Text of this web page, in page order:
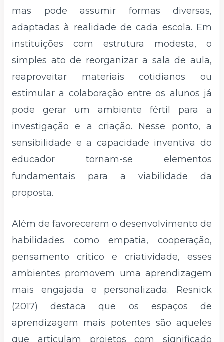
mas pode assumir formas diversas,
adaptadas à realidade de cada escola. Em
instituições com estrutura modesta, o
simples ato de reorganizar a sala de aula,
reaproveitar materiais cotidianos ou
estimular a colaboração entre os alunos já
pode gerar um ambiente fértil para a
investigação e a criação. Nesse ponto, a
sensibilidade e a capacidade inventiva do
educador tornam-se elementos
fundamentais para a viabilidade da
proposta.
Além de favorecerem o desenvolvimento de
habilidades como empatia, cooperação,
pensamento crítico e criatividade, esses
ambientes promovem uma aprendizagem
mais engajada e personalizada. Resnick
(2017) destaca que os espaços de
aprendizagem mais potentes são aqueles
que articulam projetos com significado